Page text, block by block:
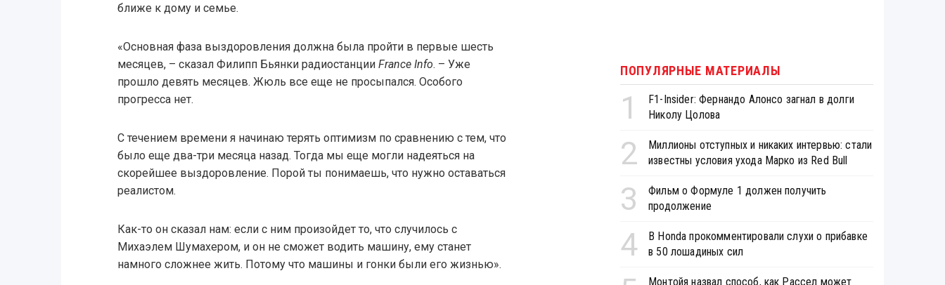
ближе к дому и семье.
«Основная фаза выздоровления должна была пройти в первые шесть
месяцев, – сказал Филипп Бьянки радиостанции France Info. – Уже
прошло девять месяцев. Жюль все еще не просыпался. Особого
прогресса нет.
С течением времени я начинаю терять оптимизм по сравнению с тем, что
было еще два-три месяца назад. Тогда мы еще могли надеяться на
скорейшее выздоровление. Порой ты понимаешь, что нужно оставаться
реалистом.
Как-то он сказал нам: если с ним произойдет то, что случилось с
Михаэлем Шумахером, и он не сможет водить машину, ему станет
намного сложнее жить. Потому что машины и гонки были его жизнью».
ПОПУЛЯРНЫЕ МАТЕРИАЛЫ
1
F1-Insider: Фернандо Алонсо загнал в долги
Николу Цолова
2
Миллионы отступных и никаких интервью: стали
известны условия ухода Марко из Red Bull
3
Фильм о Формуле 1 должен получить
продолжение
4
В Honda прокомментировали слухи о прибавке
в 50 лошадиных сил
Монтойя назвал способ, как Рассел может